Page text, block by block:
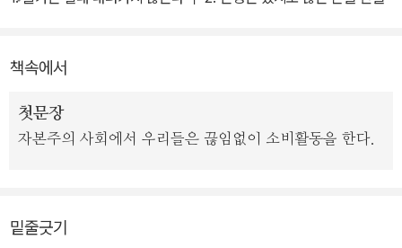
그리고 무의식중에 우리를 나락으로 빠뜨리는 자본주의의 유혹과 위
경제를 처음으로 묘사했던 1776년 아담 스미스의 『국부론』으로 거
슬러 올라가 스미스와 마르크스의 관점에서 지금의 자본주의를 바라
품이 꺼지면 금융위기가 온다 ｜ 6. 내가 대출이자를 갚으면 누군가
다 ｜ 8. 달러를 찍어내는 FRB는 민간은행이다
책속에서
첫문장
자본주의 사회에서 우리들은 끊임없이 소비활동을 한다.
밑줄긋기